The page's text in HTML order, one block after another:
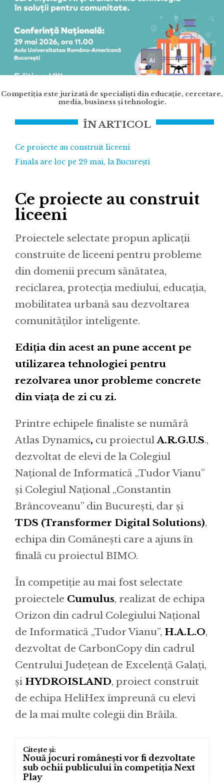
Competiția este jurizată de specialiști din educație, cercetare,
media, business și tehnologie.
ÎN ARTICOL
Ce proiecte au construit liceeni
Finala are loc pe 29 mai, la București
Ce proiecte au construit
liceeni
Proiectele selectate propun aplicații
construite de liceeni pentru probleme
din domenii precum sănătatea,
reciclarea, protecția mediului, educația,
mobilitatea urbană sau dezvoltarea
comunităților inteligente.
Ediția din acest an pune accent pe
utilizarea tehnologiei pentru
rezolvarea unor probleme concrete
din viața de zi cu zi.
Printre echipele finaliste se numără
Atlas Dynamics, cu proiectulA.R.G.U.S.,
dezvoltat de elevi de la Colegiul
Național de Informatică „Tudor Vianu”
și Colegiul Național „Constantin
Brâncoveanu” din București, dar și
TDS (Transformer Digital Solutions),
echipa din Comănești care a ajuns în
finală cu proiectul BIMO.
În competiție au mai fost selectate
proiectele Cumulus, realizat de echipa
Orizon din cadrul Colegiului Național
de Informatică „Tudor Vianu”, H.A.L.O,
dezvoltat de CarbonCopy din cadrul
Centrului Județean de Excelență Galați,
și HYDROISLAND, proiect construit
de echipa HeliHex împreună cu elevi
de la mai multe colegii din Brăila.
Nouă jocuri românești vor fi dezvoltate
sub ochii publicului în competiția Next
Play